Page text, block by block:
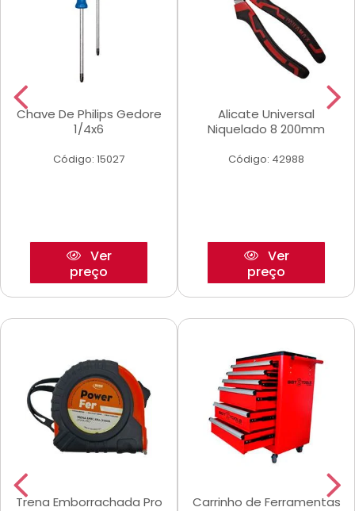
Chave De Philips Gedore
1/4x6
Código: 15027
Ver
preço
Alicate Universal
Niquelado 8 200mm
Código: 42988
Ver
preço
Trena Emborrachada Pro
Carrinho de Ferramentas